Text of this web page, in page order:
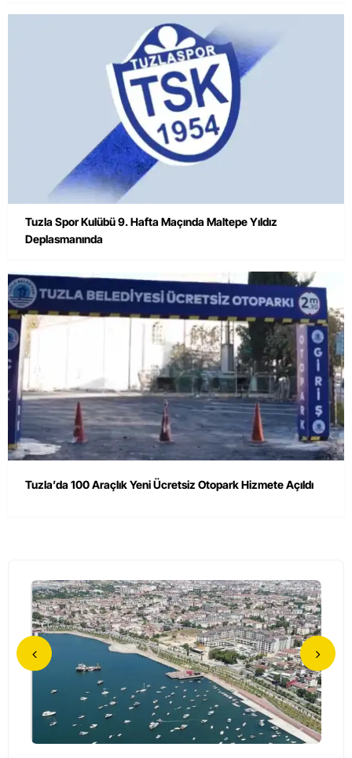
Tuzla Spor Kulübü 9. Hafta Maçında Maltepe Yıldız
Deplasmanında
Tuzla’da 100 Araçlık Yeni Ücretsiz Otopark Hizmete Açıldı